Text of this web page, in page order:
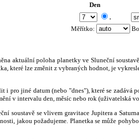
Den
.
Měřítko:
aktuální poloha planetky ve Sluneční
které lze změnit z vybraných hodnot, je
i pro jiné datum (nebo "dnes"), které se
v intervalu den, měsíc nebo rok (uživatelská
soustavě se vlivem gravitace Jupitera a
jakou požadujeme. Planetka se může